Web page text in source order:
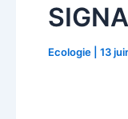
Ecologie 13